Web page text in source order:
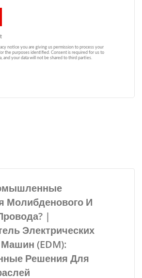
Молибденового И
|
Электрических
(EDM):
Решения Для